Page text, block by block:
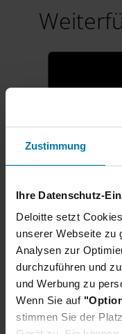
Zustimmung
Ihre Datenschutz-
Deloitte setzt
unserer Webseite zu
Analysen zur
durchzuführen und
und Werbung zu
Wenn Sie auf
stimmen Sie der
Karrierestart
Direkt
in der
Wir bilden
Ob eine